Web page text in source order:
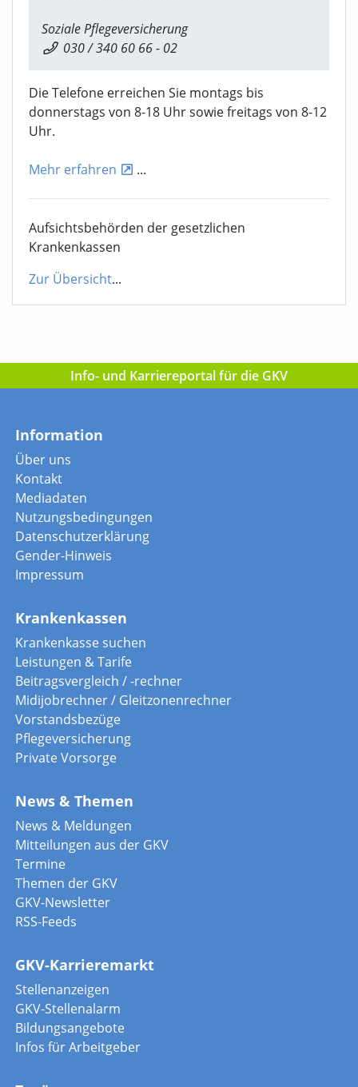
Soziale Pflegeversicherung
030 / 340 60 66 - 02
Die Telefone erreichen Sie montags bis
donnerstags von 8-18 Uhr sowie freitags von 8-12
Uhr.
Mehr erfahren ...
Aufsichtsbehörden der gesetzlichen
Krankenkassen
Zur Übersicht...
Info- und Karriereportal für die GKV
Information
Über uns
Kontakt
Mediadaten
Nutzungsbedingungen
Datenschutzerklärung
Gender-Hinweis
Impressum
Krankenkassen
Krankenkasse suchen
Leistungen & Tarife
Beitragsvergleich / -rechner
Midijobrechner / Gleitzonenrechner
Vorstandsbezüge
Pflegeversicherung
Private Vorsorge
News & Themen
News & Meldungen
Mitteilungen aus der GKV
Termine
Themen der GKV
GKV-Newsletter
RSS-Feeds
GKV-Karrieremarkt
Stellenanzeigen
GKV-Stellenalarm
Bildungsangebote
Infos für Arbeitgeber